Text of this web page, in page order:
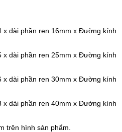
dài phần ren 16mm x Đường kính
dài phần ren 25mm x Đường kính
dài phần ren 30mm x Đường kính
dài phần ren 40mm x Đường kính
trên hình sản phẩm.